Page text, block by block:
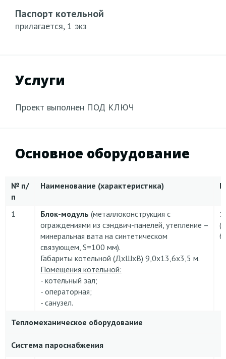
Паспорт котельной
прилагается, 1 экз
Услуги
Проект выполнен ПОД КЛЮЧ
Основное оборудование
№ п/
п
Наименование (характеристика)
1 Блок-модуль (металлоконструкция с
ограждениями из сэндвич-панелей, утепление –
минеральная вата на синтетическом
связующем, S=100 мм).
Габариты котельной (ДхШхВ) 9,0х13,6х3,5 м.
Помещения котельной:
- котельный зал;
- операторная;
- санузел.
1
(4
Тепломеханическое оборудование
Система пароснабжения